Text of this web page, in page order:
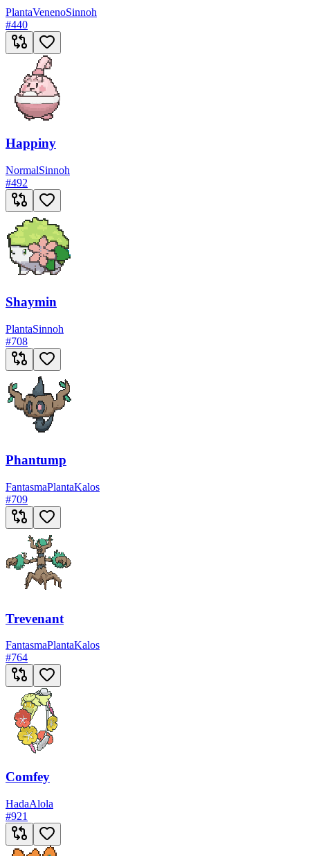
PlantaVenenoSinnoh
#440
Happiny
NormalSinnoh
#492
Shaymin
PlantaSinnoh
#708
Phantump
FantasmaPlantaKalos
#709
Trevenant
FantasmaPlantaKalos
#764
Comfey
HadaAlola
#921